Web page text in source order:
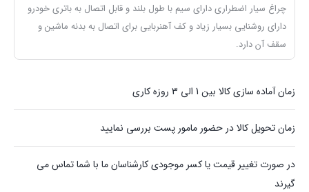
چراغ سیار اضطراری دارای سیم با طول بلند و قابل اتصال به باتری خودرو
دارای روشنایی بسیار زیاد و کف آهنربایی برای اتصال به بدنه ماشین و
سقف آن دارد.
زمان آماده سازی کالا بین 1 الی 3 روزه کاری
زمان تحویل کالا در حضور مامور پست بررسی نمایید
در صورت تغییر قیمت یا کسر موجودی کارشناسان ما با شما تماس می
گیرند